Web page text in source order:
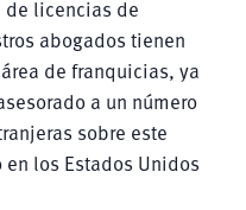
de licencias de
abogados tienen
de franquicias, ya
a un número
sobre este
los Estados Unidos